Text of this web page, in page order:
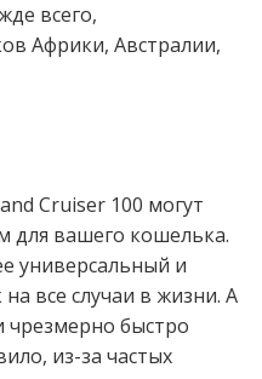
всего,
Африки, Австралии,
Cruiser 100 могут
для вашего кошелька.
универсальный и
все случаи в жизни. А
чрезмерно быстро
из-за частых